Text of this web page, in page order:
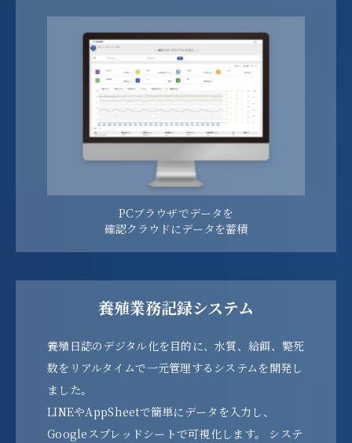
PCブラウザでデータを
確認クラウドにデータを蓄積
養殖業務記録システム
養殖日誌のデジタル化を目的に、水質、給餌、斃死
数をリアルタイムで一元管理するシステムを開発し
ました。
LINEやAppSheetで簡単にデータを入力し、
Googleスプレッドシートで可視化します。 システ